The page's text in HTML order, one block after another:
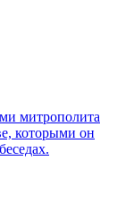
митрополита
которыми он